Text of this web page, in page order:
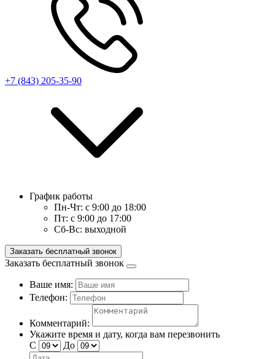
+7 (843) 205-35-90
График работы
Пн-Чт: с 9:00 до 18:00
Пт: с 9:00 до 17:00
Сб-Вс: выходной
Заказать бесплатный звонок
Заказать бесплатный звонок
Ваше имя:
Телефон:
Комментарий:
Укажите время и дату, когда вам перезвонить
С
До